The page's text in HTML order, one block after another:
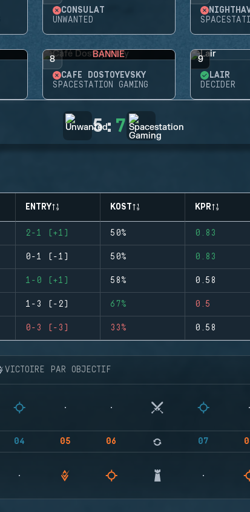
CONSULAT
UNWANTED
8 BANNIE
CAFÉ DOSTOYEVSKY
SPACESTATION GAMING
9
LAIR
DECIDER
5: 7
ENTRY KOST KPR
2-1 (+1) 50% 0.83
0-1 (-1) 50% 0.83
1-0 (+1) 58% 0.58
1-3 (-2) 67% 0.5
0-3 (-3) 33% 0.58
VICTOIRE PAR OBJECTIF
04 05 06 07